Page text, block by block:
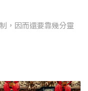
，因而還要靠幾分靈